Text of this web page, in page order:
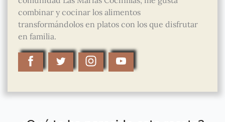
combinar y cocinar los alimentos
transformándolos en platos con los que disfrutar
en familia.